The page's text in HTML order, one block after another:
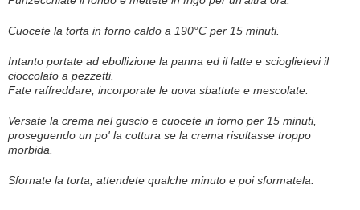
Cuocete la torta in forno caldo a 190°C per 15 minuti.
Intanto portate ad ebollizione la panna ed il latte e scioglietevi il
cioccolato a pezzetti.
Fate raffreddare, incorporate le uova sbattute e mescolate.
Versate la crema nel guscio e cuocete in forno per 15 minuti,
proseguendo un po' la cottura se la crema risultasse troppo
morbida.
Sfornate la torta, attendete qualche minuto e poi sformatela.